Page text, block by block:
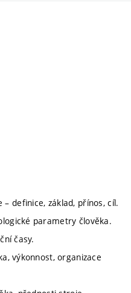
definice, základ, přínos, cíl.
parametry člověka.
časy.
výkonnost, organizace